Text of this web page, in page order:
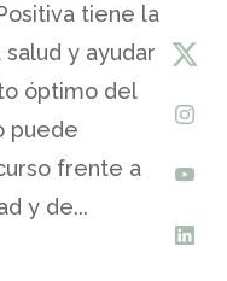
tiene la
y ayudar
óptimo del
puede
frente a
y de...